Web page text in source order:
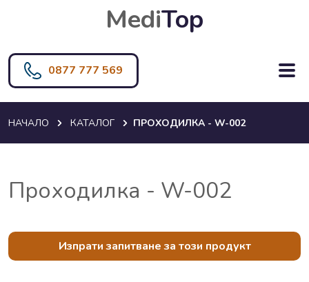
MediTop
0877 777 569
НАЧАЛО КАТАЛОГ ПРОХОДИЛКА - W-002
Проходилка - W-002
Изпрати запитване за този продукт